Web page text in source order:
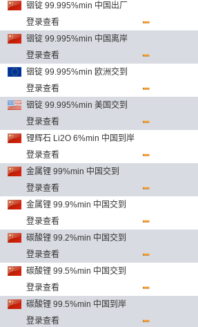
铟锭 99.995%min 中国出厂
登录查看
铟锭 99.995%min 中国离岸
登录查看
铟锭 99.995%min 欧洲交到
登录查看
铟锭 99.995%min 美国交到
登录查看
锂辉石 Li2O 6%min 中国到岸
登录查看
金属锂 99%min 中国交到
登录查看
金属锂 99.9%min 中国交到
登录查看
碳酸锂 99.2%min 中国交到
登录查看
碳酸锂 99.5%min 中国交到
登录查看
碳酸锂 99.5%min 中国到岸
登录查看